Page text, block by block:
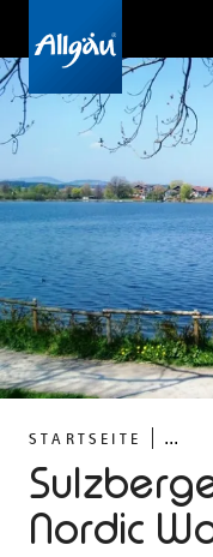
STARTSEITE ...
Nordic